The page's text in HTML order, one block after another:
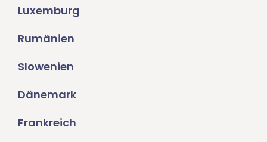
Luxemburg
Rumänien
Slowenien
Dänemark
Frankreich